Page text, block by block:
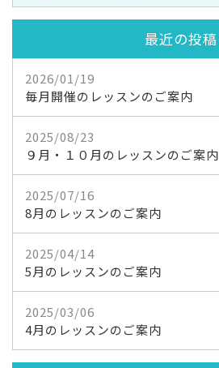
最近の投稿
2026/01/19
毎月開催のレッスンのご案内
2025/08/23
９月・１０月のレッスンのご案内
2025/07/16
8月のレッスンのご案内
2025/04/14
5月のレッスンのご案内
2025/03/06
4月のレッスンのご案内